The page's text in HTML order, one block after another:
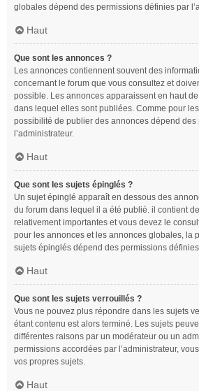
globales dépend des permissions définies par
Haut
Que sont les annonces ?
Les annonces contiennent souvent des
concernant le forum que vous consultez et
possible. Les annonces apparaissent en haut
dans lequel elles sont publiées. Comme pour
possibilité de publier des annonces dépend
l’administrateur.
Haut
Que sont les sujets épinglés ?
Un sujet épinglé apparaît en dessous des
du forum dans lequel il a été publié. il contient
relativement importantes et vous devez le
pour les annonces et les annonces globales, la
sujets épinglés dépend des permissions
Haut
Que sont les sujets verrouillés ?
Vous ne pouvez plus répondre dans les sujets
étant contenu est alors terminé. Les sujets
différentes raisons par un modérateur ou un
permissions accordées par l’administrateur,
vos propres sujets.
Haut